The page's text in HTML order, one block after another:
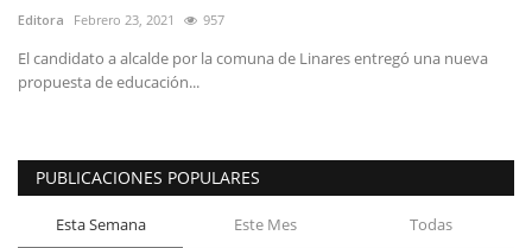
Editora Febrero 23, 2021 957
El candidato a alcalde por la comuna de Linares entregó una nueva
propuesta de educación...
PUBLICACIONES POPULARES
Esta Semana Este Mes Todas